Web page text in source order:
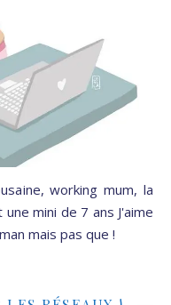
working mum, la
mini de 7 ans J'aime
mais pas que !